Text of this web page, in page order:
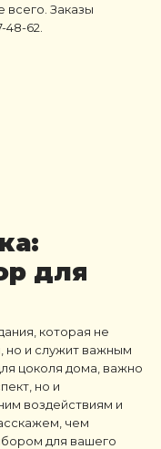
всего. Заказы
48-62.
:
для
которая не
но и служит важным
цоколя дома, важно
но и
воздействиям и
чем
для вашего